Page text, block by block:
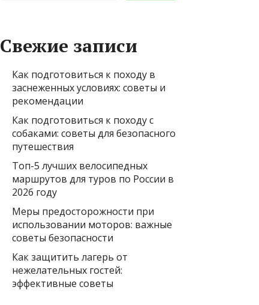
Свежие записи
Как подготовиться к походу в
заснеженных условиях: советы и
рекомендации
Как подготовиться к походу с
собаками: советы для безопасного
путешествия
Топ-5 лучших велосипедных
маршрутов для туров по России в
2026 году
Меры предосторожности при
использовании моторов: важные
советы безопасности
Как защитить лагерь от
нежелательных гостей:
эффективные советы